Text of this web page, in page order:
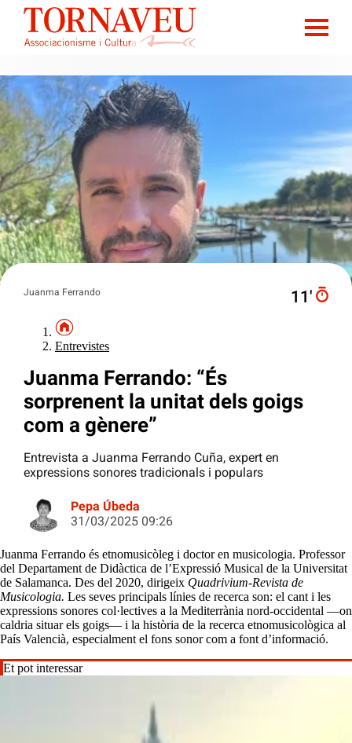
Juanma Ferrando 11′
Entrevistes
Juanma Ferrando: “És
sorprenent la unitat dels goigs
com a gènere”
Entrevista a Juanma Ferrando Cuña, expert en
expressions sonores tradicionals i populars
Pepa Úbeda
31/03/2025 09:26
Juanma Ferrando és etnomusicòleg i doctor en musicologia. Professor
del Departament de Didàctica de l’Expressió Musical de la Universitat
de Salamanca. Des del 2020, dirigeix Quadrivium-Revista de
Musicologia. Les seves principals línies de recerca son: el cant i les
expressions sonores col·lectives a la Mediterrània nord-occidental —on
caldria situar els goigs— i la història de la recerca etnomusicològica al
País Valencià, especialment el fons sonor com a font d’informació.
Et pot interessar